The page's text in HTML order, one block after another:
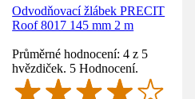
Odvodňovací žlábek PRECIT
Roof 8017 145 mm 2 m
Průměrné hodnocení: 4 z 5
hvězdiček. 5 Hodnocení.